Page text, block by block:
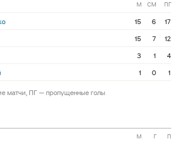
М СМ ПГ
15 6
17
15 7
12
3 1
4
1 0 1
матчи, ПГ — пропущенные голы
М Г П